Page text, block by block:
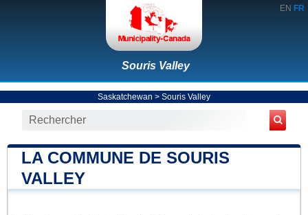
EN FR
Souris Valley
Saskatchewan > Souris Valley
LA COMMUNE DE SOURIS
VALLEY